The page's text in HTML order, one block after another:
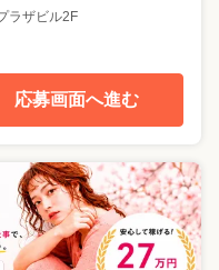
ラザビル2F
応募画面へ進む